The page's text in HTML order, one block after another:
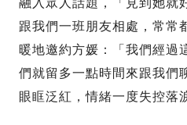
融入眾人話題，「見到她就
跟我們一班朋友相處，常常
暖地邀約方媛：「我們經過
們就留多一點時間來跟我們
眼眶泛紅，情緒一度失控落